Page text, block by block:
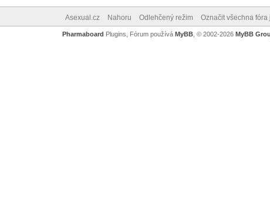
Asexual.cz Nahoru Odlehčený režim Označit všechna
Pharmaboard Plugins, Fórum používá MyBB, © 2002-2026 MyBB